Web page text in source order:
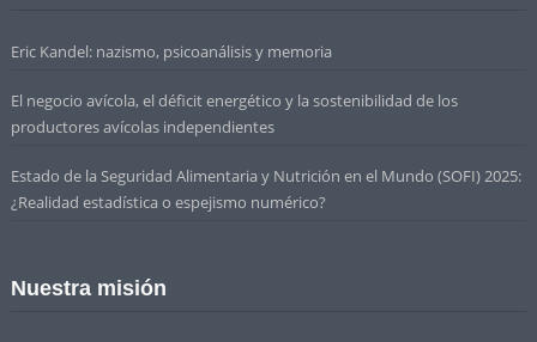
Eric Kandel: nazismo, psicoanálisis y memoria
El negocio avícola, el déficit energético y la sostenibilidad de los
productores avícolas independientes
Estado de la Seguridad Alimentaria y Nutrición en el Mundo (SOFI) 2025:
¿Realidad estadística o espejismo numérico?
Nuestra misión